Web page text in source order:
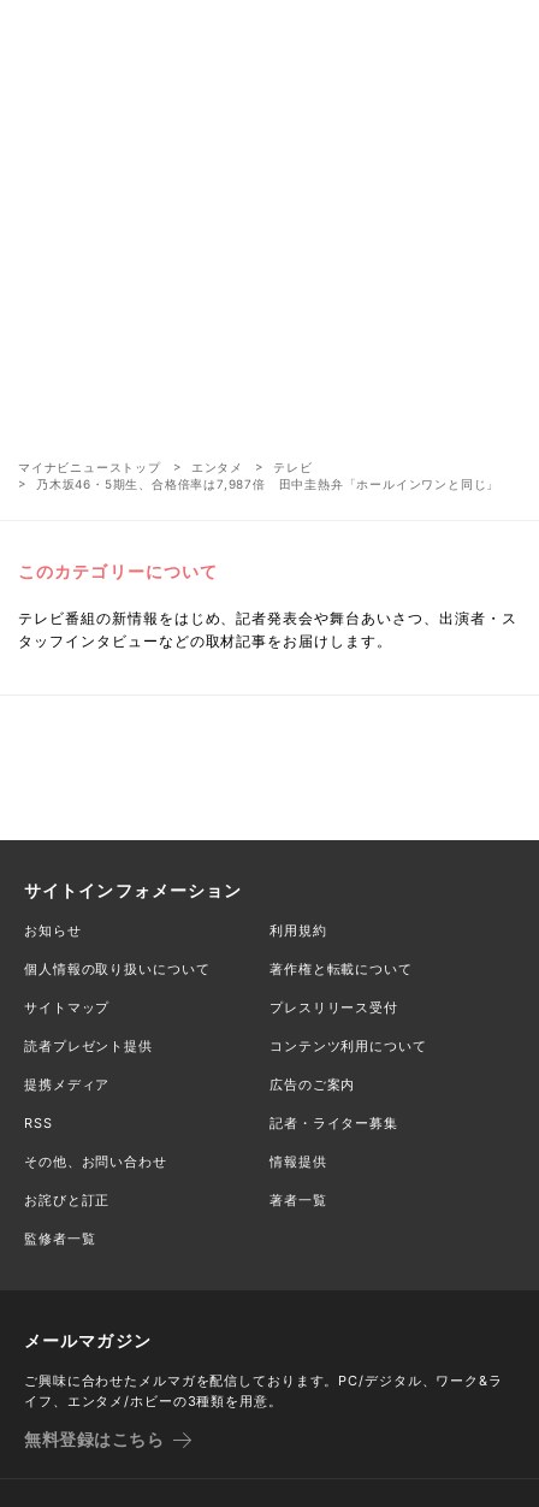
マイナビニューストップ エンタメ
テレビ
乃木坂46・5期生、合格倍率は7,987倍 田中圭熱弁「ホールインワンと同じ」
このカテゴリーについて
テレビ番組の新情報をはじめ、記者発表会や舞台あいさつ、出演者・ス
タッフインタビューなどの取材記事をお届けします。
サイトインフォメーション
お知らせ 利用規約
個人情報の取り扱いについて 著作権と転載について
サイトマップ プレスリリース受付
読者プレゼント提供 コンテンツ利用について
提携メディア 広告のご案内
RSS 記者・ライター募集
その他、お問い合わせ 情報提供
お詫びと訂正 著者一覧
監修者一覧
メールマガジン
ご興味に合わせたメルマガを配信しております。PC/デジタル、ワーク&ラ
イフ、エンタメ/ホビーの3種類を用意。
無料登録はこちら